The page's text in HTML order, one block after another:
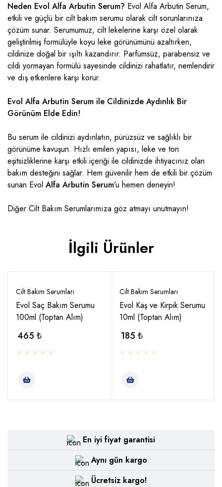
Neden Evol Alfa Arbutin Serum? Evol Alfa Arbutin Serum,
etkili ve güçlü bir cilt bakım serumu olarak cilt sorunlarınıza
çözüm sunar. Serumumuz, cilt lekelerine karşı özel olarak
geliştirilmiş formülüyle koyu leke görünümünü azaltırken,
cildinize doğal bir ışıltı kazandırır. Parfümsüz, parabensiz ve
cildi yormayan formülü sayesinde cildinizi rahatlatır, nemlendirir
ve dış etkenlere karşı korur.
Evol Alfa Arbutin Serum ile Cildinizde Aydınlık Bir
Görünüm Elde Edin!
Bu serum ile cildinizi aydınlatın, pürüzsüz ve sağlıklı bir
görünüme kavuşun. Hızlı emilen yapısı, leke ve ton
eşitsizliklerine karşı etkili içeriği ile cildinizde ihtiyacınız olan
bakım desteğini sağlar. Hem güvenilir hem de etkili bir çözüm
sunan Evol Alfa Arbutin Serum’u hemen deneyin!
Diğer Cilt Bakım Serumlarımıza göz atmayı unutmayın!
İlgili Ürünler
Cilt Bakım Serumları
Evol Saç Bakım Serumu
100ml (Toptan Alım)
465 ₺
Cilt Bakım Serumları
Evol Kaş ve Kirpik Serumu
10ml (Toptan Alım)
185 ₺
En iyi fiyat garantisi
Aynı gün kargo
Ücretsiz kargo!